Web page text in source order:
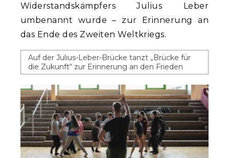
Widerstandskämpfers Julius Leber
umbenannt wurde – zur Erinnerung an
das Ende des Zweiten Weltkriegs.
Auf der Julius-Leber-Brücke tanzt „Brücke für
die Zukunft“ zur Erinnerung an den Frieden